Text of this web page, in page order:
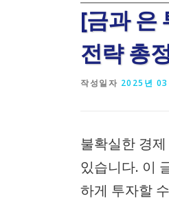
[금과 은
전략 총
작성일자 2025년
불확실한 경
있습니다. 이
하게 투자할